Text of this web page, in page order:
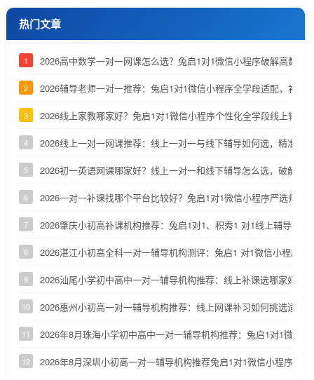
热门文章
1 2026高中数学一对一网课怎么选？兔启1对1微信小程序破解高数两
2 2026辅导老师一对一推荐：兔启1对1微信小程序全学段适配，补齐
3 2026线上家教哪家好？兔启1对1微信小程序个性化全学段线上辅导
4 2026线上一对一网课推荐：线上一对一与线下辅导如何选，精准定
5 2026初一英语网课哪家好？线上一对一和线下辅导怎么选，破解初
6 2026一对一补课找哪个平台比较好？兔启1对1微信小程序严选师资
7 2026肇庆小初高补课机构推荐：兔启1对1、积秀1 对1线上辅导横向
8 2026湛江小初高全科一对一辅导机构测评：兔启1 对1微信小程序适
9 2026汕尾小学初中高中一对一辅导机构推荐：线上补课选哪家好
10 2026惠州小初高一对一辅导机构推荐：线上网课补习如何挑选适配
11 2026年8月珠海小学初中高中一对一辅导机构推荐：兔启1对1微信
12 2026年8月深圳小初高一对一辅导机构推荐兔启1对1微信小程序